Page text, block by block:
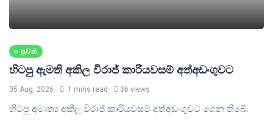
පුවත්
හිටපු ඇමති අකිල විරාජ් කාරියවසම් අත්අඩංගුවට
05 Aug, 2026 1 mins read 36 views
හිටපු අමාත්‍ය අකිල විරාජ් කාරියවසම් අත්අඩංගුවට ගෙන තිබේ.